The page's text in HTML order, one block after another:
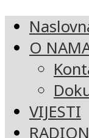
O
VIJESTI